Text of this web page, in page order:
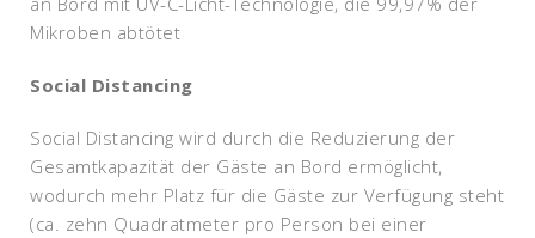
Mikroben abtötet
Social Distancing
Social Distancing wird durch die Reduzierung der
Gesamtkapazität der Gäste an Bord ermöglicht,
wodurch mehr Platz für die Gäste zur Verfügung steht
(ca. zehn Quadratmeter pro Person bei einer